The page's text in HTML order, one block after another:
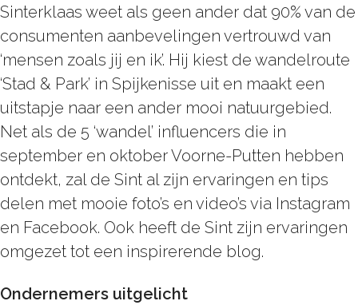
Sinterklaas weet als geen ander dat 90% van de
consumenten aanbevelingen vertrouwd van
‘mensen zoals jij en ik’. Hij kiest de wandelroute
‘Stad & Park’ in Spijkenisse uit en maakt een
uitstapje naar een ander mooi natuurgebied.
Net als de 5 ‘wandel’ influencers die in
september en oktober Voorne-Putten hebben
ontdekt, zal de Sint al zijn ervaringen en tips
delen met mooie foto’s en video’s via Instagram
en Facebook. Ook heeft de Sint zijn ervaringen
omgezet tot een inspirerende blog.
Ondernemers uitgelicht